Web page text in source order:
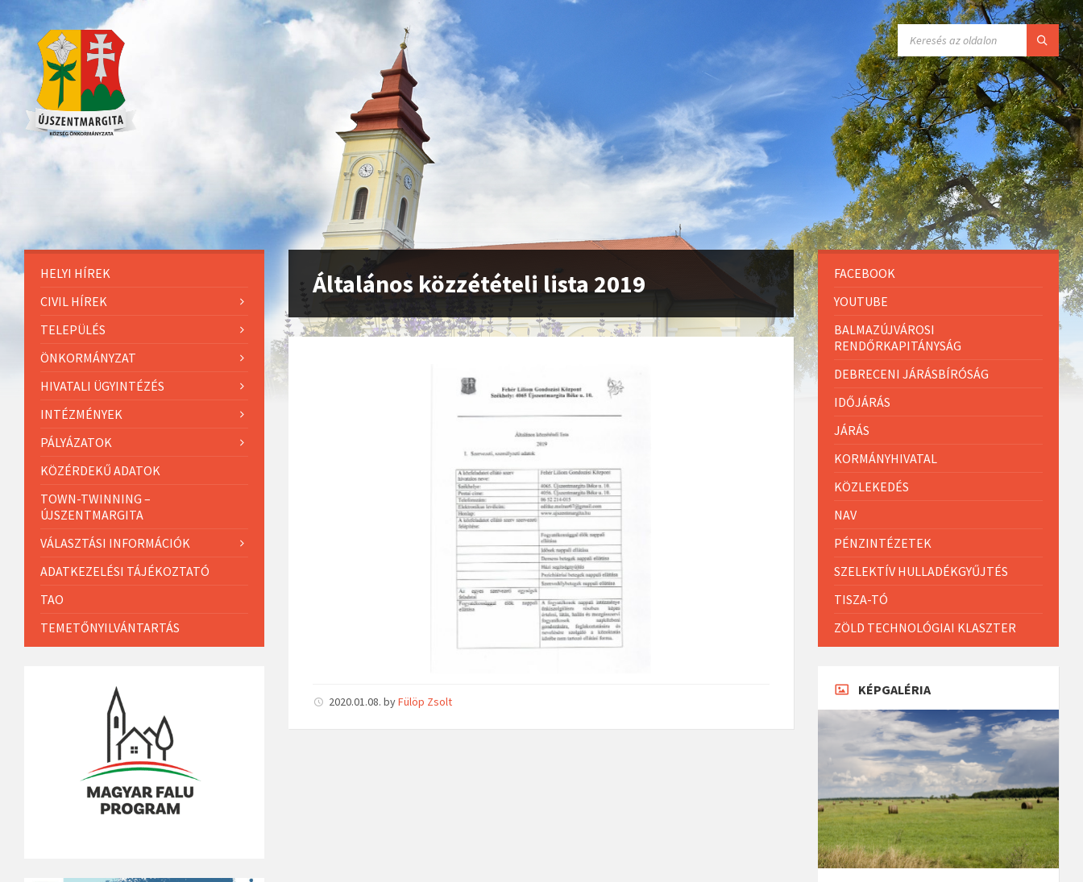
Általános közzétételi lista 2019
2020.01.08.byFülöp Zsolt
HELYI HÍREK
CIVIL HÍREK
TELEPÜLÉS
ÖNKORMÁNYZAT
HIVATALI ÜGYINTÉZÉS
INTÉZMÉNYEK
PÁLYÁZATOK
KÖZÉRDEKŰ ADATOK
TOWN-TWINNING –
ÚJSZENTMARGITA
VÁLASZTÁSI INFORMÁCIÓK
ADATKEZELÉSI TÁJÉKOZTATÓ
TAO
TEMETŐNYILVÁNTARTÁS
FACEBOOK
YOUTUBE
BALMAZÚJVÁROSI
RENDŐRKAPITÁNYSÁG
DEBRECENI JÁRÁSBÍRÓSÁG
IDŐJÁRÁS
JÁRÁS
KORMÁNYHIVATAL
KÖZLEKEDÉS
NAV
PÉNZINTÉZETEK
SZELEKTÍV HULLADÉKGYŰJTÉS
TISZA-TÓ
ZÖLD TECHNOLÓGIAI KLASZTER
KÉPGALÉRIA